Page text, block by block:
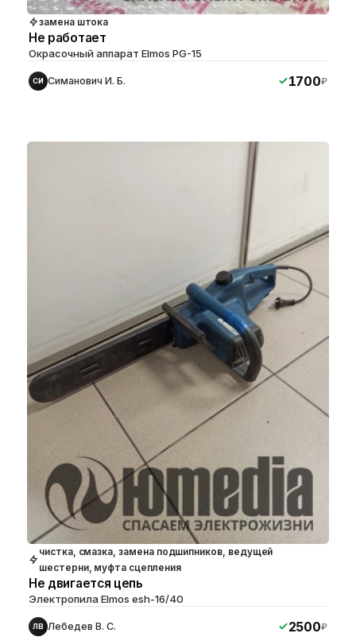
замена штока
Не работает
Окрасочный аппарат Elmos PG-15
СИ Симанович И. Б. 1700₽
чистка, смазка, замена подшипников, ведущей
шестерни, муфта сцепления
Не двигается цепь
Электропила Elmos esh-16/40
ЛВ Лебедев В. С. 2500₽